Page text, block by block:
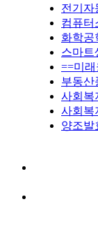
전기자
컴퓨터
화학공
스마트
==미
부동산
사회복
사회복
양조발